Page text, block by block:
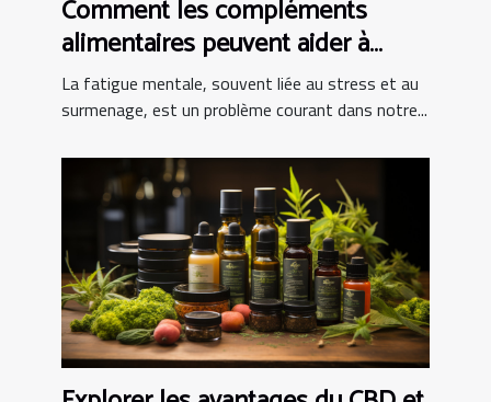
Comment les compléments
alimentaires peuvent aider à
combattre la fatigue mentale
La fatigue mentale, souvent liée au stress et au
surmenage, est un problème courant dans notre...